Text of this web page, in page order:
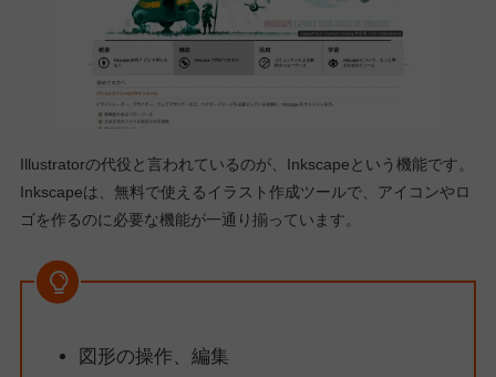
Illustratorの代役と言われているのが、Inkscapeという機能です。
Inkscapeは、無料で使えるイラスト作成ツールで、アイコンやロ
ゴを作るのに必要な機能が一通り揃っています。
図形の操作、編集